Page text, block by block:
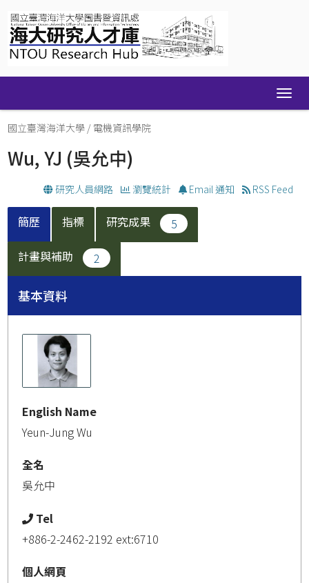
navigation
國立臺灣海洋大學 / 電機資訊學院
Wu, YJ (吳允中)
研究人員網路 瀏覽統計 Email 通知 RSS Feed
簡歷 指標 研究成果
5
計畫與補助
2
基本資料
English Name
Yeun-Jung Wu
全名
吳允中
Tel
+886-2-2462-2192 ext:6710
個人網頁